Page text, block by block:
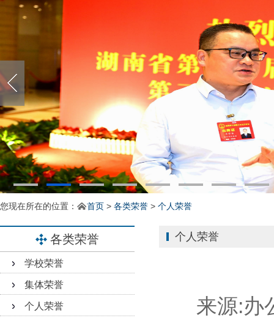
您现在所在的位置： 首页 > 各类荣誉 > 个人荣誉
各类荣誉
学校荣誉
集体荣誉
个人荣誉
个人荣誉
来源:办